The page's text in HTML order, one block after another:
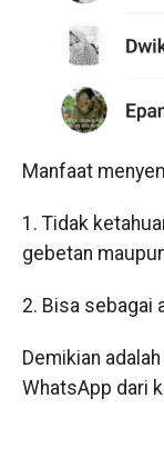
Manfaat
1. Tidak
gebetan
2. Bisa sebagai
Demikian
WhatsApp dari